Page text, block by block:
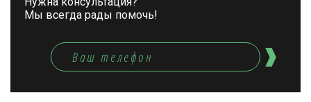
Мы всегда рады помочь!